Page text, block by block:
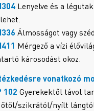
Lenyelve és a
Álmosságot vagy
Mérgező a vízi
károsodást okoz.
vonatkozó
102 Gyerekektől távol
szikrától/nyílt